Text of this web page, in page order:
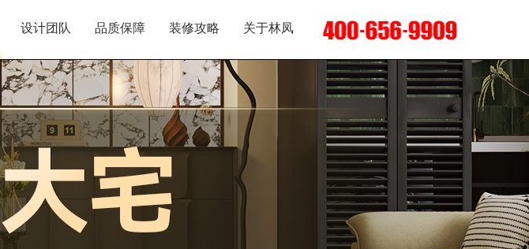
设计团队 品质保障 装修攻略 关于林凤